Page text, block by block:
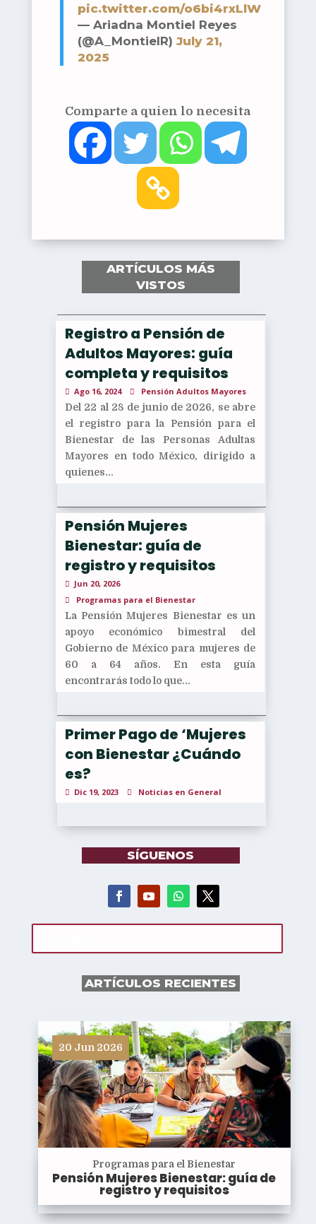
pic.twitter.com/o6bi4rxLlW
— Ariadna Montiel Reyes
(@A_MontielR) July 21,
2025
Comparte a quien lo necesita
ARTÍCULOS MÁS
VISTOS
Registro a Pensión de
Adultos Mayores: guía
completa y requisitos
Ago 16, 2024 Pensión Adultos Mayores
Del 22 al 28 de junio de 2026, se abre
el registro para la Pensión para el
Bienestar de las Personas Adultas
Mayores en todo México, dirigido a
quienes...
Pensión Mujeres
Bienestar: guía de
registro y requisitos
Jun 20, 2026
Programas para el Bienestar
La Pensión Mujeres Bienestar es un
apoyo económico bimestral del
Gobierno de México para mujeres de
60 a 64 años. En esta guía
encontrarás todo lo que...
Primer Pago de ‘Mujeres
con Bienestar ¿Cuándo
es?
Dic 19, 2023 Noticias en General
SÍGUENOS
ARTÍCULOS RECIENTES
20 Jun 2026
Programas para el Bienestar
Pensión Mujeres Bienestar: guía de
registro y requisitos